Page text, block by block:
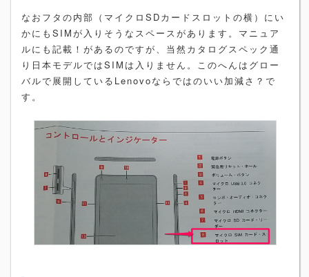
なおフタの内部（マイクロSDカードスロットの横）にい
かにもSIMが入りそうなスペースがあります。マニュア
ルにも記載！があるのですが、当然カタログスペック通
り日本モデルではSIMは入りません。このへんはグロー
バルで展開しているLenovoならではのいい加減さ？で
す。